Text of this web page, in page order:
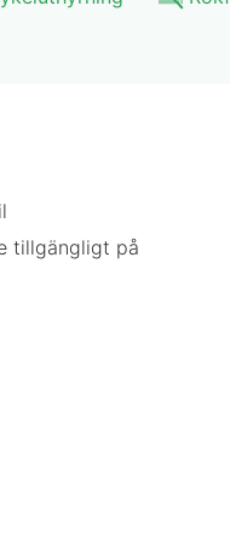
och
- 17,9 km
Ochys - 23,6 km
City Hotel
ligger 8 km från